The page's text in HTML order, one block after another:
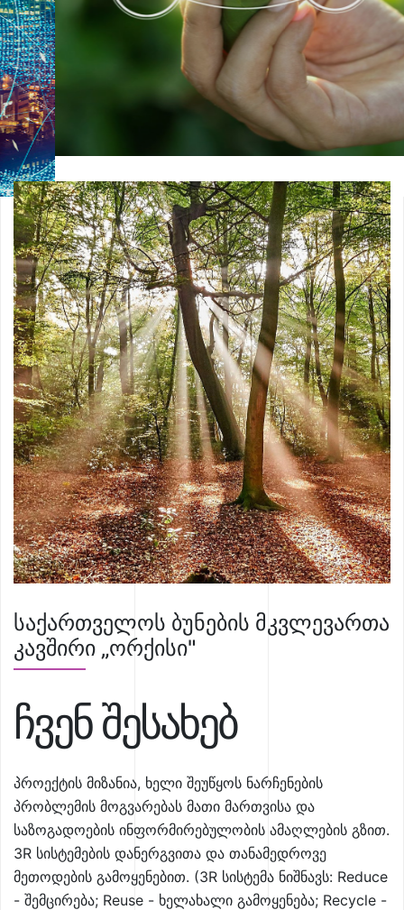
საქართველოს ბუნების მკვლევართა
კავშირი „ორქისი"
ჩვენ შესახებ
პროექტის მიზანია, ხელი შეუწყოს ნარჩენების
პრობლემის მოგვარებას მათი მართვისა და
საზოგადოების ინფორმირებულობის ამაღლების გზით.
3R სისტემების დანერგვითა და თანამედროვე
მეთოდების გამოყენებით. (3R სისტემა ნიშნავს: Reduce
- შემცირება; Reuse - ხელახალი გამოყენება; Recycle -